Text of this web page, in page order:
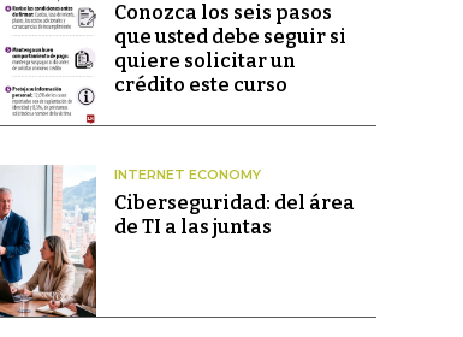
Conozca los seis pasos
que usted debe seguir si
quiere solicitar un
crédito este curso
INTERNET ECONOMY
Ciberseguridad: del área
de TI a las juntas